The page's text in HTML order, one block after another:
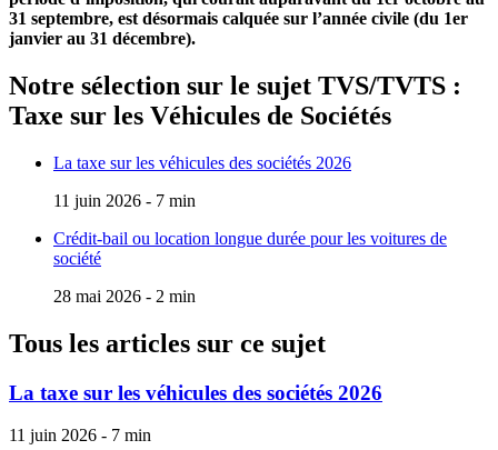
31 septembre, est désormais calquée sur l’année civile (du 1er
janvier au 31 décembre).
Notre sélection sur le sujet TVS/TVTS :
Taxe sur les Véhicules de Sociétés
La taxe sur les véhicules des sociétés 2026
11 juin 2026 - 7 min
Crédit-bail ou location longue durée pour les voitures de
société
28 mai 2026 - 2 min
Tous les articles sur ce sujet
La taxe sur les véhicules des sociétés 2026
11 juin 2026 - 7 min